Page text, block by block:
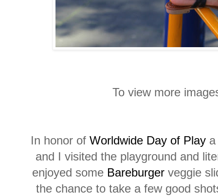
To view more
In honor of Worldwide Day of Play
and I visited the playground and
enjoyed some Bareburger veggie
the chance to take a few good